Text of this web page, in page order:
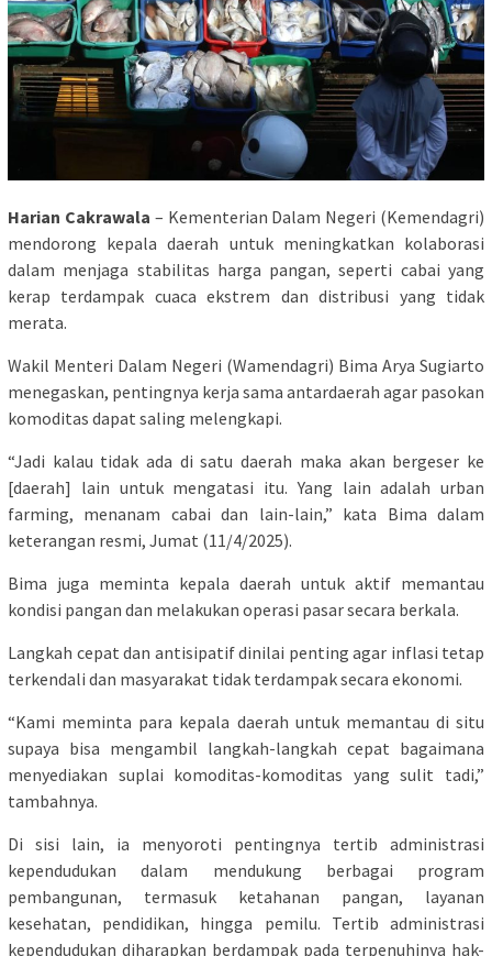
Harian Cakrawala – Kementerian Dalam Negeri (Kemendagri)
mendorong kepala daerah untuk meningkatkan kolaborasi
dalam menjaga stabilitas harga pangan, seperti cabai yang
kerap terdampak cuaca ekstrem dan distribusi yang tidak
merata.
Wakil Menteri Dalam Negeri (Wamendagri) Bima Arya Sugiarto
menegaskan, pentingnya kerja sama antardaerah agar pasokan
komoditas dapat saling melengkapi.
“Jadi kalau tidak ada di satu daerah maka akan bergeser ke
[daerah] lain untuk mengatasi itu. Yang lain adalah urban
farming, menanam cabai dan lain-lain,” kata Bima dalam
keterangan resmi, Jumat (11/4/2025).
Bima juga meminta kepala daerah untuk aktif memantau
kondisi pangan dan melakukan operasi pasar secara berkala.
Langkah cepat dan antisipatif dinilai penting agar inflasi tetap
terkendali dan masyarakat tidak terdampak secara ekonomi.
“Kami meminta para kepala daerah untuk memantau di situ
supaya bisa mengambil langkah-langkah cepat bagaimana
menyediakan suplai komoditas-komoditas yang sulit tadi,”
tambahnya.
Di sisi lain, ia menyoroti pentingnya tertib administrasi
kependudukan dalam mendukung berbagai program
pembangunan, termasuk ketahanan pangan, layanan
kesehatan, pendidikan, hingga pemilu. Tertib administrasi
kependudukan diharapkan berdampak pada terpenuhinya hak-